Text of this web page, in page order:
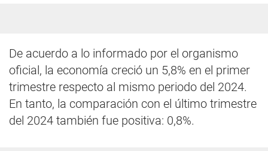
De acuerdo a lo informado por el organismo
oficial, la economía creció un 5,8% en el primer
trimestre respecto al mismo periodo del 2024.
En tanto, la comparación con el último trimestre
del 2024 también fue positiva: 0,8%.